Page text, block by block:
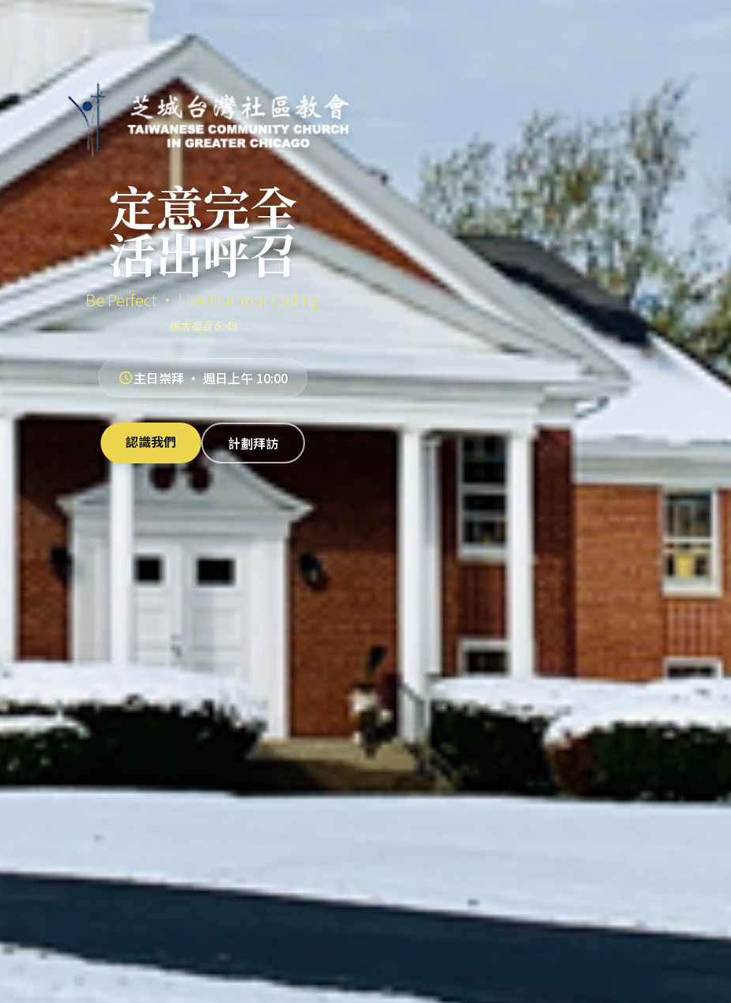
定意完全
活出呼召
Be Perfect · Live Out Your Calling
馬太福音 5:48
主日崇拜 · 週日上午 10:00
認識我們 計劃拜訪